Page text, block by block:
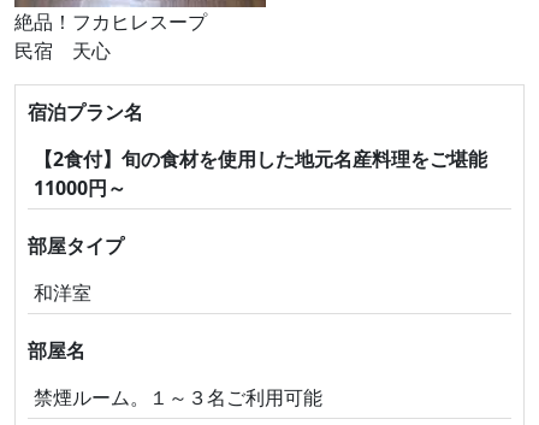
絶品！フカヒレスープ
民宿 天心
宿泊プラン名
【2食付】旬の食材を使用した地元名産料理をご堪能
11000円～
部屋タイプ
和洋室
部屋名
禁煙ルーム。１～３名ご利用可能